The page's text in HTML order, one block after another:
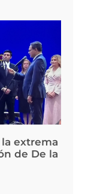
extrema
de De la